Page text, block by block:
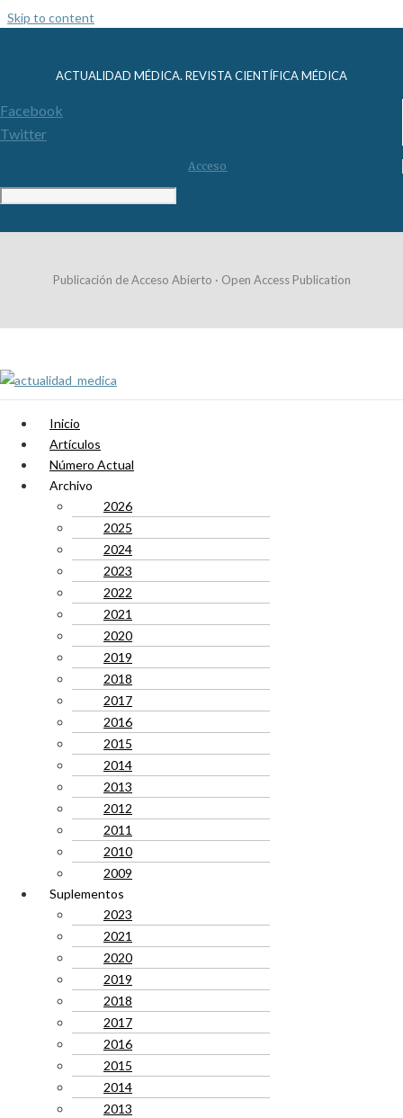
Skip to content
ACTUALIDAD MÉDICA. REVISTA CIENTÍFICA MÉDICA
Facebook
Twitter
Acceso
Publicación de Acceso Abierto · Open Access Publication
Inicio
Artículos
Número Actual
Archivo
2026
2025
2024
2023
2022
2021
2020
2019
2018
2017
2016
2015
2014
2013
2012
2011
2010
2009
Suplementos
2023
2021
2020
2019
2018
2017
2016
2015
2014
2013